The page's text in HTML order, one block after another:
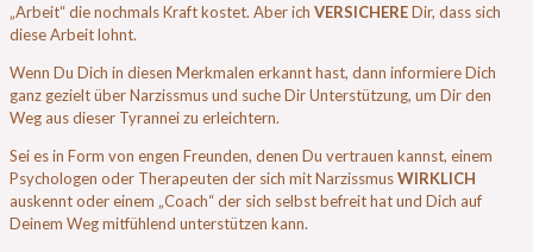
„Arbeit“ die nochmals Kraft kostet. Aber ich VERSICHEREDir, dass sich
diese Arbeit lohnt.
Wenn Du Dich in diesen Merkmalen erkannt hast, dann informiere Dich
ganz gezielt über Narzissmus und suche Dir Unterstützung, um Dir den
Weg aus dieser Tyrannei zu erleichtern.
Sei es in Form von engen Freunden, denen Du vertrauen kannst, einem
Psychologen oder Therapeuten der sich mit NarzissmusWIRKLICH
auskennt oder einem „Coach“ der sich selbst befreit hat und Dich auf
Deinem Weg mitfühlend unterstützen kann.